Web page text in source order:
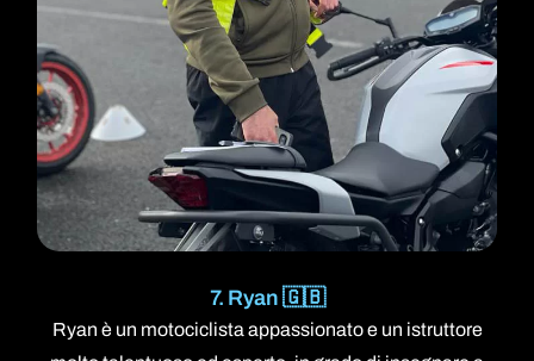
7. Ryan 🇬🇧
Ryan è un motociclista appassionato e un istruttore